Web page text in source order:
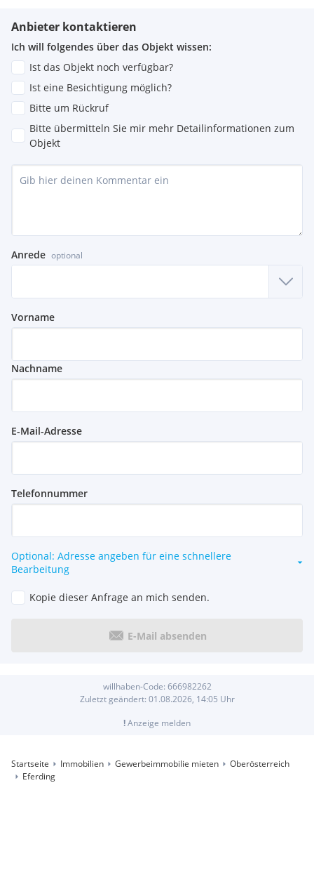
Anbieter kontaktieren
Ich will folgendes über das Objekt wissen:
Ist das Objekt noch verfügbar?
Ist eine Besichtigung möglich?
Bitte um Rückruf
Bitte übermitteln Sie mir mehr Detailinformationen zum
Objekt
Anrede optional
Vorname
Nachname
E-Mail-Adresse
Telefonnummer
Optional: Adresse angeben für eine schnellere
Bearbeitung
Kopie dieser Anfrage an mich senden.
E-Mail absenden
willhaben-Code: 666982262
Zuletzt geändert: 01.08.2026, 14:05 Uhr
!Anzeige melden
Startseite Immobilien Gewerbeimmobilie mieten
Oberösterreich
Eferding